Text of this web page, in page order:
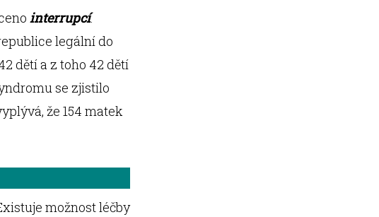
interrupcí.
legální do
dětí a z toho 42 dětí
se zjistilo
že 154 matek
možnost léčby